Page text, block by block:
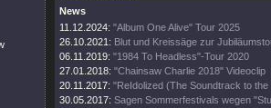
News
11.12.2024: "Album One Alive" Tour 2025
26.10.2021: Blut und Kreissäge zur
06.11.2019: "1984 To Headless"-Tour 2020
27.01.2018: "Chainsaw Charlie 2018" Videoclip
20.11.2017: "ReIdolized (The Soundtrack to the
30.05.2017: Sagen Sommerfestivals wegen